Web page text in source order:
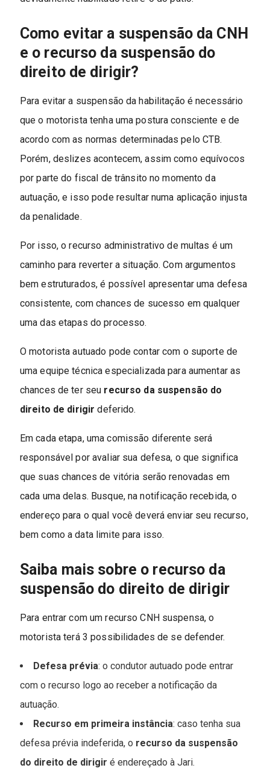
Como evitar a suspensão da CNH
e o recurso da suspensão do
direito de dirigir?
Para evitar a suspensão da habilitação é necessário
que o motorista tenha uma postura consciente e de
acordo com as normas determinadas pelo CTB.
Porém, deslizes acontecem, assim como equívocos
por parte do fiscal de trânsito no momento da
autuação, e isso pode resultar numa aplicação injusta
da penalidade.
Por isso, o recurso administrativo de multas é um
caminho para reverter a situação. Com argumentos
bem estruturados, é possível apresentar uma defesa
consistente, com chances de sucesso em qualquer
uma das etapas do processo.
O motorista autuado pode contar com o suporte de
uma equipe técnica especializada para aumentar as
chances de ter seu recurso da suspensão do
direito de dirigir deferido.
Em cada etapa, uma comissão diferente será
responsável por avaliar sua defesa, o que significa
que suas chances de vitória serão renovadas em
cada uma delas. Busque, na notificação recebida, o
endereço para o qual você deverá enviar seu recurso,
bem como a data limite para isso.
Saiba mais sobre o recurso da
suspensão do direito de dirigir
Para entrar com um recurso CNH suspensa, o
motorista terá 3 possibilidades de se defender.
Defesa prévia: o condutor autuado pode entrar
com o recurso logo ao receber a notificação da
autuação.
Recurso em primeira instância: caso tenha sua
defesa prévia indeferida, o recurso da suspensão
do direito de dirigir é endereçado à Jari.